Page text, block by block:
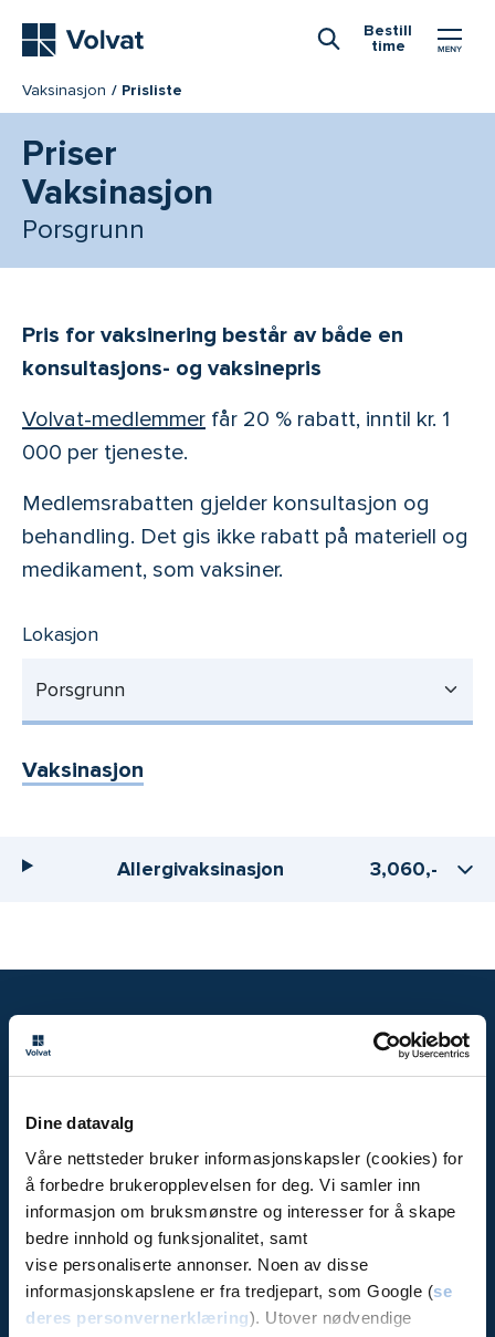
Dine datavalg
Våre nettsteder bruker informasjonskapsler (cookies) for
å forbedre brukeropplevelsen for deg. Vi samler inn
informasjon om bruksmønstre og interesser for å skape
bedre innhold og funksjonalitet, samt
vise personaliserte annonser. Noen av disse
informasjonskapslene er fra tredjepart, som Google (se
deres personvernerklæring). Utover nødvendige
Bestill
time
Vaksinasjon Prisliste
Priser
Vaksinasjon
Porsgrunn
Pris for vaksinering består av både en
konsultasjons- og vaksinepris
Volvat-medlemmer får 20 % rabatt, inntil kr. 1
000 per tjeneste.
Medlemsrabatten gjelder konsultasjon og
behandling. Det gis ikke rabatt på materiell og
medikament, som vaksiner.
Lokasjon
Porsgrunn
Vaksinasjon
Allergivaksinasjon 3,060,-
Volvat
Priser
Bli medlem
Avbestille / se time
Aktuelt (artikler)
Bedrift
Forsikring
Offentlige avtaler
Jobb i Volvat